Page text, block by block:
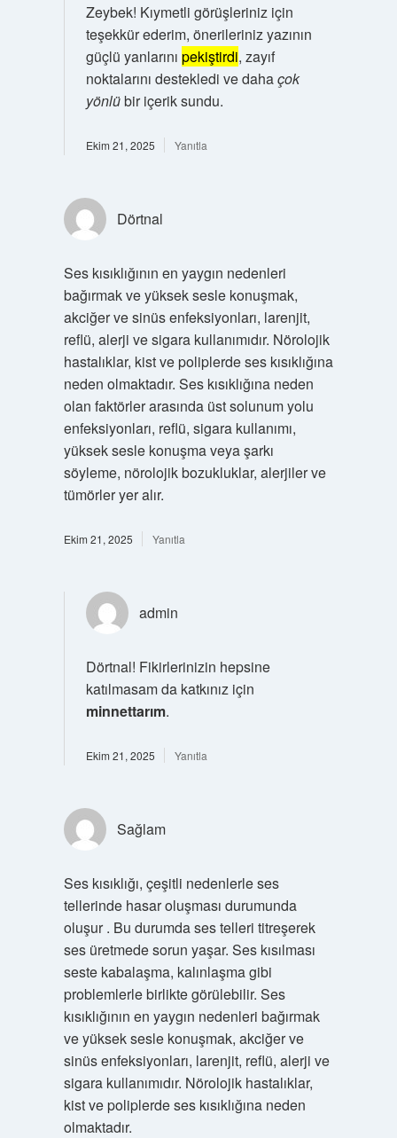
Zeybek! Kıymetli görüşleriniz için
teşekkür ederim, önerileriniz yazının
güçlü yanlarını pekiştirdi, zayıf
noktalarını destekledi ve dahaçok
yönlübir içerik sundu.
Ekim 21, 2025 Yanıtla
Dörtnal
Ses kısıklığının en yaygın nedenleri
bağırmak ve yüksek sesle konuşmak,
akciğer ve sinüs enfeksiyonları, larenjit,
reflü, alerji ve sigara kullanımıdır. Nörolojik
hastalıklar, kist ve poliplerde ses kısıklığına
neden olmaktadır. Ses kısıklığına neden
olan faktörler arasında üst solunum yolu
enfeksiyonları, reflü, sigara kullanımı,
yüksek sesle konuşma veya şarkı
söyleme, nörolojik bozukluklar, alerjiler ve
tümörler yer alır.
Ekim 21, 2025 Yanıtla
admin
Dörtnal! Fikirlerinizin hepsine
katılmasam da katkınız için
minnettarım.
Ekim 21, 2025 Yanıtla
Sağlam
Ses kısıklığı, çeşitli nedenlerle ses
tellerinde hasar oluşması durumunda
oluşur . Bu durumda ses telleri titreşerek
ses üretmede sorun yaşar. Ses kısılması
seste kabalaşma, kalınlaşma gibi
problemlerle birlikte görülebilir. Ses
kısıklığının en yaygın nedenleri bağırmak
ve yüksek sesle konuşmak, akciğer ve
sinüs enfeksiyonları, larenjit, reflü, alerji ve
sigara kullanımıdır. Nörolojik hastalıklar,
kist ve poliplerde ses kısıklığına neden
olmaktadır.